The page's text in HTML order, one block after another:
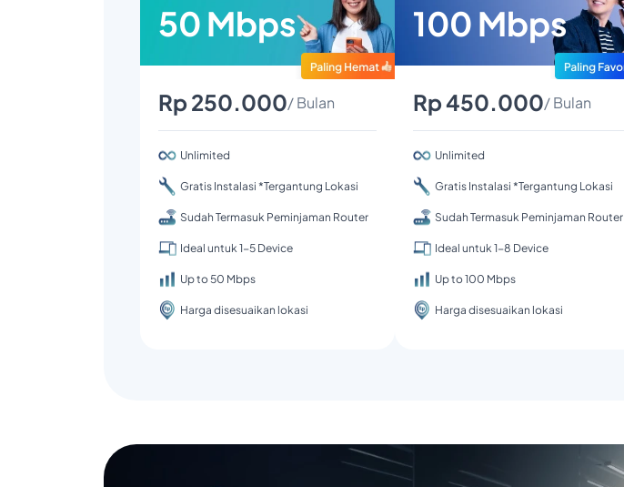
50 Mbps
Rp 250.000/ Bulan
Unlimited
Gratis Instalasi *Tergantung Lokasi
Sudah Termasuk Peminjaman Router
Ideal untuk 1-5 Device
Up to 50 Mbps
Harga disesuaikan lokasi
100 Mbps
Rp 450.000/ Bulan
Unlimited
Gratis Instalasi *Tergantung Lokasi
Sudah Termasuk Peminjaman Router
Ideal untuk 1-8 Device
Up to 100 Mbps
Harga disesuaikan lokasi